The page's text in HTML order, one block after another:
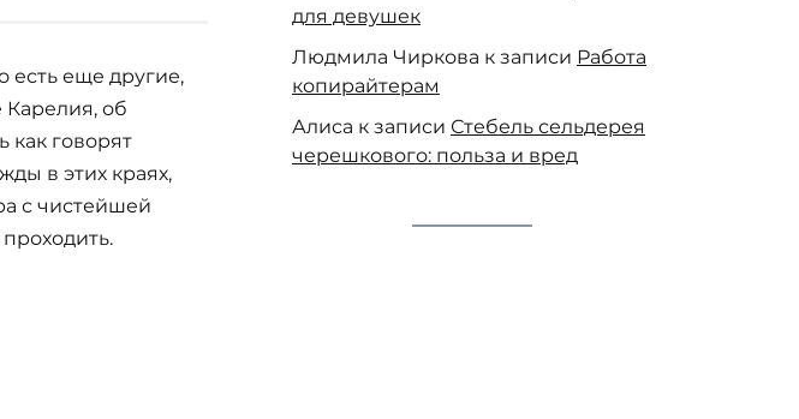
есть еще другие,
Карелия, об
как говорят
в этих краях,
с чистейшей
для девушек
Людмила Чиркова к записи Работа
копирайтерам
Алиса к записи Стебель сельдерея
черешкового: польза и вред